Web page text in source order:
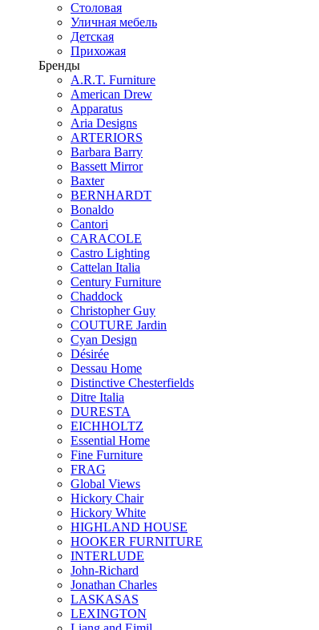
Столовая
Уличная мебель
Детская
Прихожая
Бренды
A.R.T. Furniture
American Drew
Apparatus
Aria Designs
ARTERIORS
Barbara Barry
Bassett Mirror
Baxter
BERNHARDT
Bonaldo
Cantori
CARACOLE
Castro Lighting
Cattelan Italia
Century Furniture
Chaddock
Christopher Guy
COUTURE Jardin
Cyan Design
Désirée
Dessau Home
Distinctive Chesterfields
Ditre Italia
DURESTA
EICHHOLTZ
Essential Home
Fine Furniture
FRAG
Global Views
Hickory Chair
Hickory White
HIGHLAND HOUSE
HOOKER FURNITURE
INTERLUDE
John-Richard
Jonathan Charles
LASKASAS
LEXINGTON